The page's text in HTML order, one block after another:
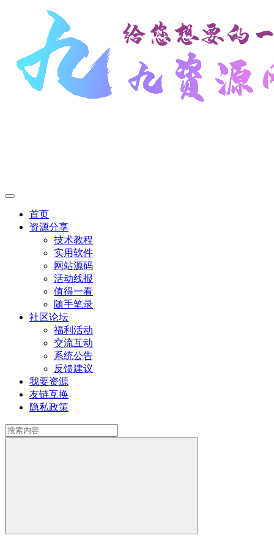
首页
资源分享
技术教程
实用软件
网站源码
活动线报
值得一看
随手笔录
社区论坛
福利活动
交流互动
系统公告
反馈建议
我要资源
友链互换
隐私政策